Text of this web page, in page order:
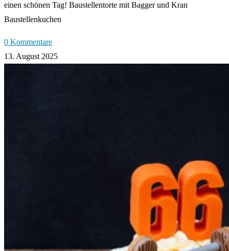
einen schönen Tag! Baustellentorte mit Bagger und Kran
Baustellenkuchen
0 Kommentare
13. August 2025